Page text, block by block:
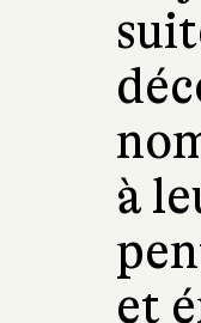
à
et